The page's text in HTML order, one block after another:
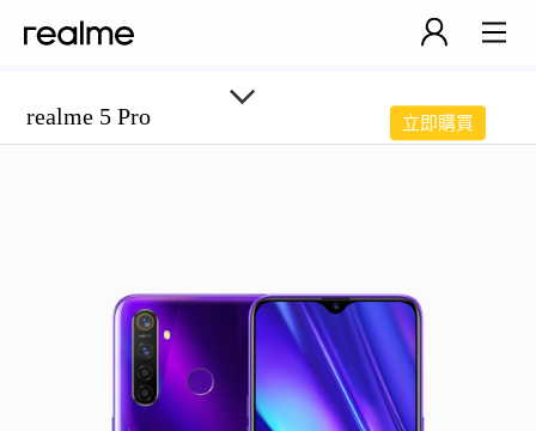
realme 5 Pro 立即購買